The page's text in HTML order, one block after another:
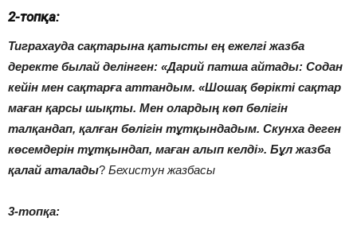
2-топқа:
Тиграхауда сақтарына қатысты ең ежелгі жазба
деректе былай делінген: «Дарий патша айтады: Содан
кейін мен сақтарға аттандым. «Шошақ бөрікті сақтар
маған қарсы шықты. Мен олардың көп бөлігін
талқандап, қалған бөлігін тұтқындадым. Скунха деген
көсемдерін тұтқындап, маған алып келді». Бұл жазба
қалай аталады? Бехистун жазбасы
3-топқа: